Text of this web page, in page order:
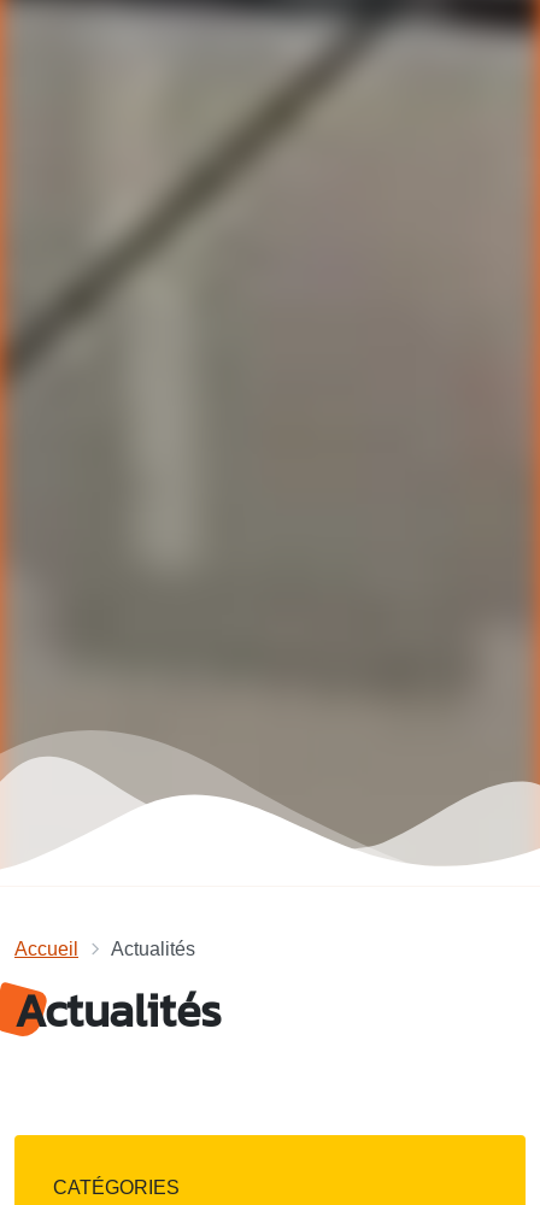
Accueil Actualités
Actualités
CATÉGORIES